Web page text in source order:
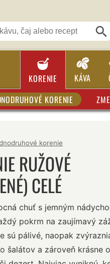
KORENIE KÁVA
KORENIE
korenie
RUŽOVÉ
CELÉ
chuť s jemným
pokrm na zaujímavý
sú pálivé, naopak
šalátov a zároveň krásne